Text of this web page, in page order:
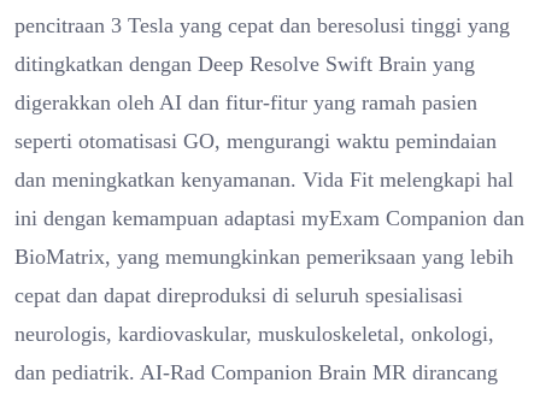
pencitraan 3 Tesla yang cepat dan beresolusi tinggi yang
ditingkatkan dengan Deep Resolve Swift Brain yang
digerakkan oleh AI dan fitur-fitur yang ramah pasien
seperti otomatisasi GO, mengurangi waktu pemindaian
dan meningkatkan kenyamanan. Vida Fit melengkapi hal
ini dengan kemampuan adaptasi myExam Companion dan
BioMatrix, yang memungkinkan pemeriksaan yang lebih
cepat dan dapat direproduksi di seluruh spesialisasi
neurologis, kardiovaskular, muskuloskeletal, onkologi,
dan pediatrik. AI-Rad Companion Brain MR dirancang